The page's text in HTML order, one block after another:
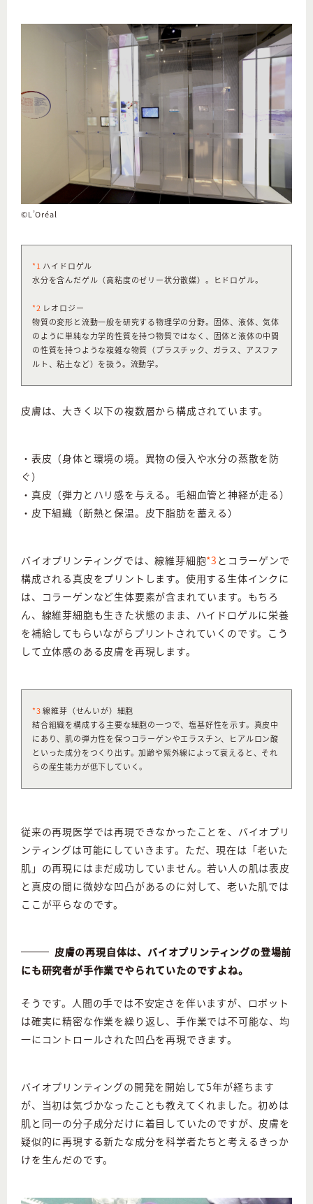
©L’Oréal
*1 ハイドロゲル
水分を含んだゲル（高粘度のゼリー状分散媒）。ヒドロゲル。
*2 レオロジー
物質の変形と流動一般を研究する物理学の分野。固体、液体、気体
のように単純な力学的性質を持つ物質ではなく、固体と液体の中間
の性質を持つような複雑な物質（プラスチック、ガラス、アスファ
ルト、粘土など）を扱う。流動学。
皮膚は、大きく以下の複数層から構成されています。
・表皮（身体と環境の境。異物の侵入や水分の蒸散を防
ぐ）
・真皮（弾力とハリ感を与える。毛細血管と神経が走る）
・皮下組織（断熱と保温。皮下脂肪を蓄える）
バイオプリンティングでは、線維芽細胞*3 とコラーゲンで
構成される真皮をプリントします。使用する生体インクに
は、コラーゲンなど生体要素が含まれています。もちろ
ん、線維芽細胞も生きた状態のまま、ハイドロゲルに栄養
を補給してもらいながらプリントされていくのです。こう
して立体感のある皮膚を再現します。
*3線維芽（せんいが）細胞
結合組織を構成する主要な細胞の一つで、塩基好性を示す。真皮中
にあり、肌の弾力性を保つコラーゲンやエラスチン、ヒアルロン酸
といった成分をつくり出す。加齢や紫外線によって衰えると、それ
らの産生能力が低下していく。
従来の再現医学では再現できなかったことを、バイオプリ
ンティングは可能にしていきます。ただ、現在は「老いた
肌」の再現にはまだ成功していません。若い人の肌は表皮
と真皮の間に微妙な凹凸があるのに対して、老いた肌では
ここが平らなのです。
皮膚の再現自体は、バイオプリンティングの登場前
にも研究者が手作業でやられていたのですよね。
そうです。人間の手では不安定さを伴いますが、ロボット
は確実に精密な作業を繰り返し、手作業では不可能な、均
一にコントロールされた凹凸を再現できます。
バイオプリンティングの開発を開始して5年が経ちます
が、当初は気づかなったことも教えてくれました。初めは
肌と同一の分子成分だけに着目していたのですが、皮膚を
疑似的に再現する新たな成分を科学者たちと考えるきっか
けを生んだのです。